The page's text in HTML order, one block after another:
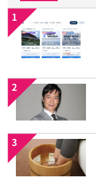
1
2
3